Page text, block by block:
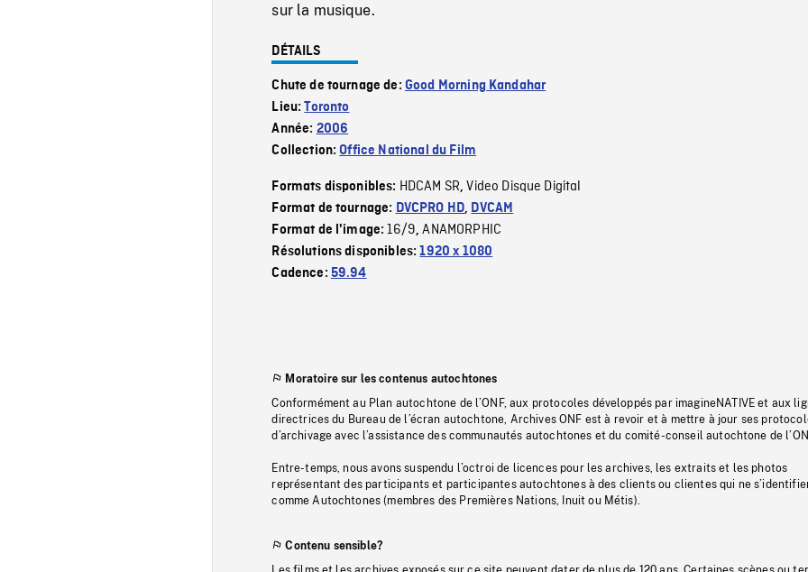
sur la musique.
DÉTAILS
Chute de tournage de: Good Morning Kandahar
Lieu:Toronto
Année: 2006
Collection:Office National du Film
Formats disponibles: HDCAM SR,Video Disque Digital
Format de tournage: DVCPRO HD, DVCAM
Format de l'image:16/9,ANAMORPHIC
Résolutions disponibles:1920 x 1080
Cadence: 59.94
Moratoire sur les contenus autochtones
Conformément au Plan autochtone de l’ONF, aux protocoles développés par imagineNATIVE et aux
directrices du Bureau de l’écran autochtone, Archives ONF est à revoir et à mettre à jour ses
d’archivage avec l’assistance des communautés autochtones et du comité-conseil autochtone de
Entre-temps, nous avons suspendu l’octroi de licences pour les archives, les extraits et les photos
représentant des participants et participantes autochtones à des clients ou clientes qui ne
comme Autochtones (membres des Premières Nations, Inuit ou Métis).
Contenu sensible?